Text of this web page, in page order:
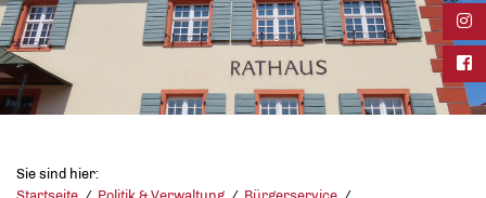
Sie sind hier: